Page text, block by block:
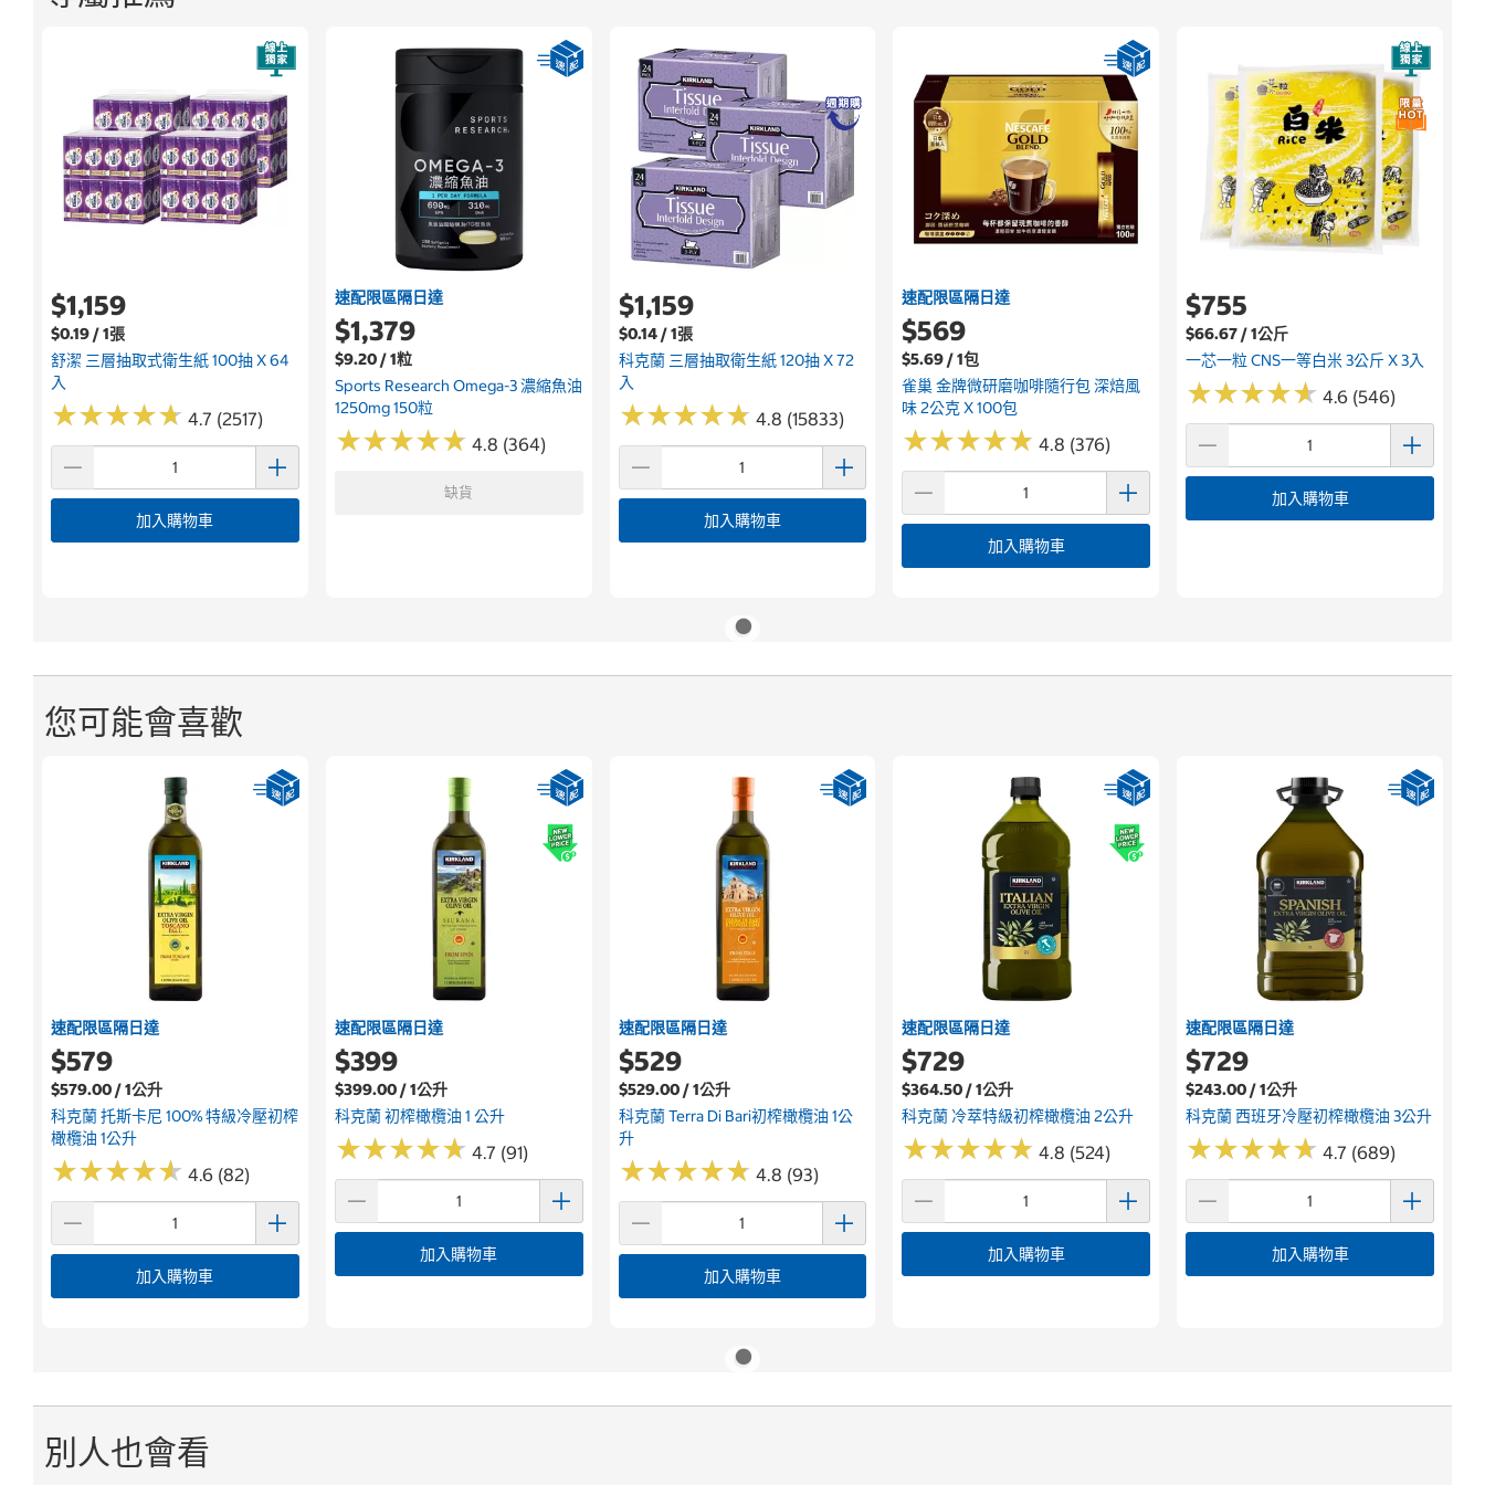
$1,159
$0.19 / 1張
舒潔 三層抽取式衛生紙 100抽 X 64
入
★★★★★
★★★★★ 4.7 (2517)
加入購物車
速配限區隔日達
$1,379
$9.20 / 1粒
Sports Research Omega-3 濃縮魚油
1250mg 150粒
★★★★★
★★★★★ 4.8 (364)
缺貨
$1,159
$0.14 / 1張
科克蘭 三層抽取衛生紙 120抽 X 72
入
★★★★★
★★★★★ 4.8 (15833)
加入購物車
速配限區隔日達
$569
$5.69 / 1包
雀巢 金牌微研磨咖啡隨行包 深焙風
味 2公克 X 100包
★★★★★
★★★★★ 4.8 (376)
加入購物車
$755
$66.67 / 1公斤
一芯一粒 CNS一等白米 3公斤 X 3入
★★★★★
★★★★★ 4.6 (546)
加入購物車
您可能會喜歡
速配限區隔日達
$579
$579.00 / 1公升
科克蘭 托斯卡尼 100% 特級冷壓初榨
橄欖油 1公升
★★★★★
★★★★★ 4.6 (82)
加入購物車
速配限區隔日達
$399
$399.00 / 1公升
科克蘭 初榨橄欖油 1 公升
★★★★★
★★★★★ 4.7 (91)
加入購物車
速配限區隔日達
$529
$529.00 / 1公升
科克蘭 Terra Di Bari初榨橄欖油 1公
升
★★★★★
★★★★★ 4.8 (93)
加入購物車
速配限區隔日達
$729
$364.50 / 1公升
科克蘭 冷萃特級初榨橄欖油 2公升
★★★★★
★★★★★ 4.8 (524)
加入購物車
速配限區隔日達
$729
$243.00 / 1公升
科克蘭 西班牙冷壓初榨橄欖油 3公升
★★★★★
★★★★★ 4.7 (689)
加入購物車
別人也會看